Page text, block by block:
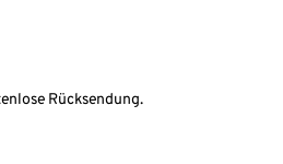
Rücksendung.